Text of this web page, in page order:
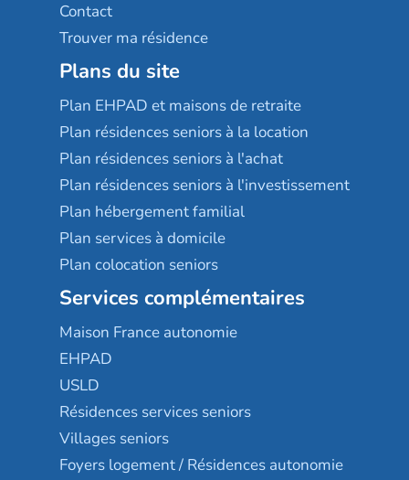
Contact
Trouver ma résidence
Plans du site
Plan EHPAD et maisons de retraite
Plan résidences seniors à la location
Plan résidences seniors à l'achat
Plan résidences seniors à l'investissement
Plan hébergement familial
Plan services à domicile
Plan colocation seniors
Services complémentaires
Maison France autonomie
EHPAD
USLD
Résidences services seniors
Villages seniors
Foyers logement / Résidences autonomie